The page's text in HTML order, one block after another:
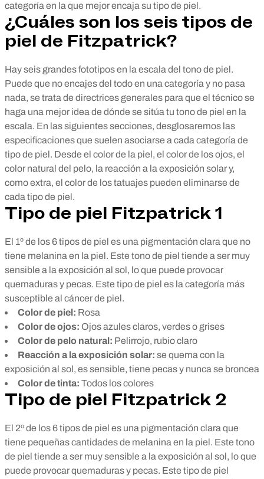
categoría en la que mejor encaja su tipo de piel.
¿Cuáles son los seis tipos de
piel de Fitzpatrick?
Hay seis grandes fototipos en la escala del tono de piel.
Puede que no encajes del todo en una categoría y no pasa
nada, se trata de directrices generales para que el técnico se
haga una mejor idea de dónde se sitúa tu tono de piel en la
escala. En las siguientes secciones, desglosaremos las
especificaciones que suelen asociarse a cada categoría de
tipo de piel. Desde el color de la piel, el color de los ojos, el
color natural del pelo, la reacción a la exposición solar y,
como extra, el color de los tatuajes pueden eliminarse de
cada tipo de piel.
Tipo de piel Fitzpatrick 1
El 1º de los 6 tipos de piel es una pigmentación clara que no
tiene melanina en la piel. Este tono de piel tiende a ser muy
sensible a la exposición al sol, lo que puede provocar
quemaduras y pecas. Este tipo de piel es la categoría más
susceptible al cáncer de piel.
Color de piel: Rosa
Color de ojos: Ojos azules claros, verdes o grises
Color de pelo natural: Pelirrojo, rubio claro
Reacción a la exposición solar: se quema con la
exposición al sol, es sensible, tiene pecas y nunca se broncea
Color de tinta: Todos los colores
Tipo de piel Fitzpatrick 2
El 2º de los 6 tipos de piel es una pigmentación clara que
tiene pequeñas cantidades de melanina en la piel. Este tono
de piel tiende a ser muy sensible a la exposición al sol, lo que
puede provocar quemaduras y pecas. Este tipo de piel